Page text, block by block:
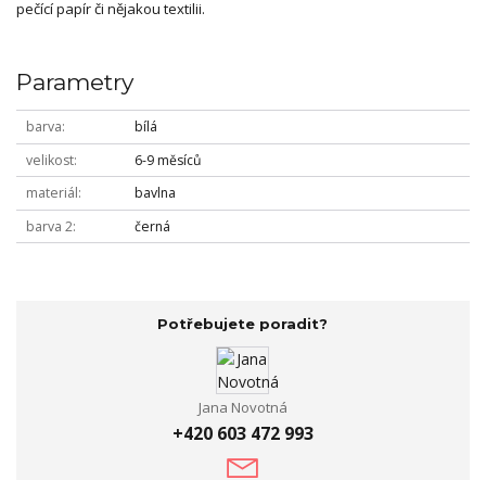
pečící papír či nějakou textilii.
Parametry
barva
bílá
velikost
6-9 měsíců
materiál
bavlna
barva 2
černá
Potřebujete poradit?
Jana Novotná
+420 603 472 993